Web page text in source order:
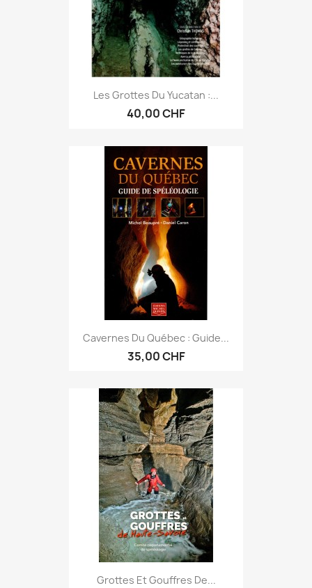
Les Grottes Du Yucatan :...
40,00 CHF
Cavernes Du Québec : Guide...
35,00 CHF
Grottes Et Gouffres De...